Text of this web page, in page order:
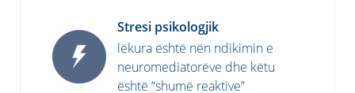
Stresi psikologjik
lëkura është nën ndikimin e
neuromediatorëve dhe këtu
është “shumë reaktive”